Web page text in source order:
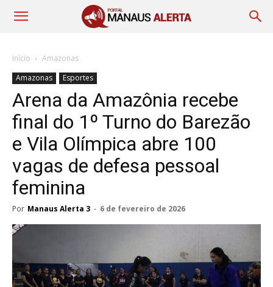
Início
Amazonas
Amazonas
Esportes
Arena da Amazônia recebe
final do 1º Turno do Barezão
e Vila Olímpica abre 100
vagas de defesa pessoal
feminina
Por Manaus Alerta 3 - 6 de fevereiro de 2026